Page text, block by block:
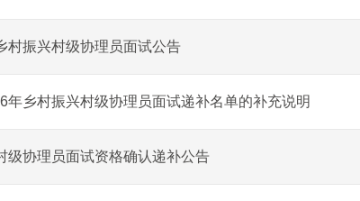
村振兴村级协理员面试公告
年乡村振兴村级协理员面试递补名单的补充说明
级协理员面试资格确认递补公告